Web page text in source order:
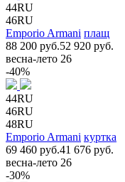
44RU
46RU
Emporio Armani плащ
88 200 руб.52 920 руб.
весна-лето 26
-40%
44RU
46RU
48RU
Emporio Armani куртка
69 460 руб.41 676 руб.
весна-лето 26
-30%